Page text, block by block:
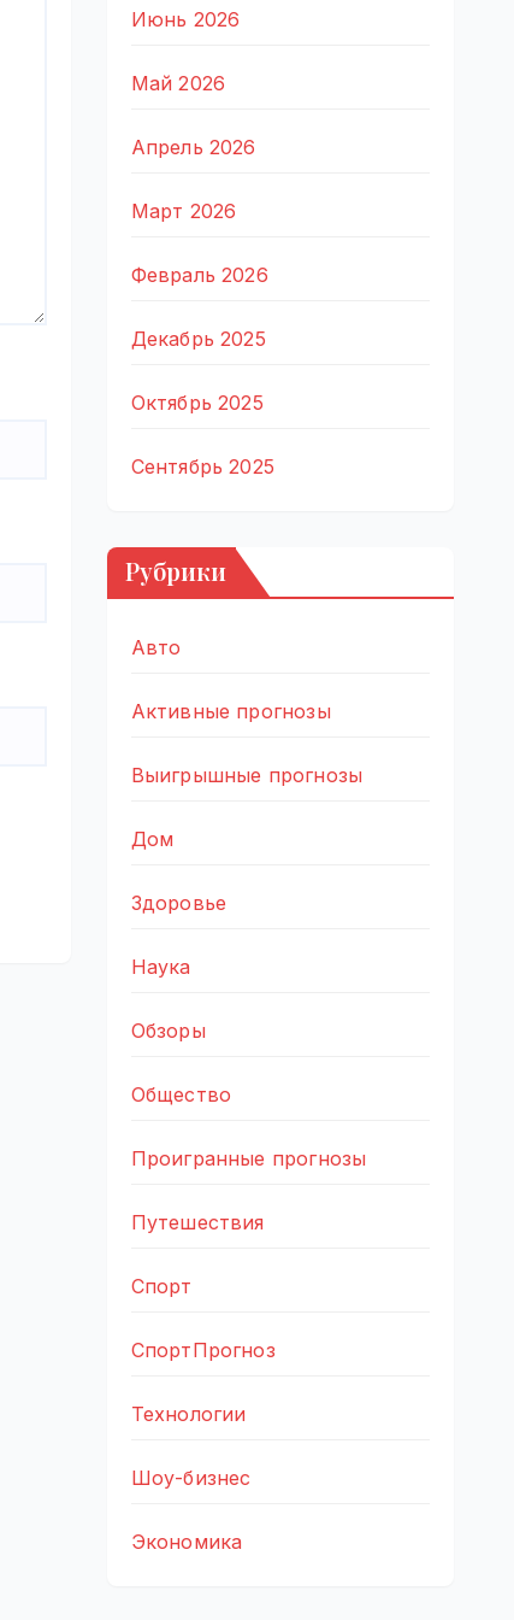
Июнь 2026
Май 2026
Апрель 2026
Март 2026
Февраль 2026
Декабрь 2025
Октябрь 2025
Сентябрь 2025
Рубрики
Авто
Активные прогнозы
Выигрышные прогнозы
Дом
Здоровье
Наука
Обзоры
Общество
Проигранные прогнозы
Путешествия
Спорт
СпортПрогноз
Технологии
Шоу-бизнес
Экономика